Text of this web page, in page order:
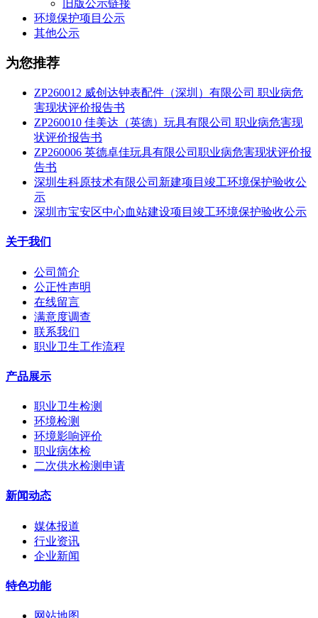
旧版公示链接
环境保护项目公示
其他公示
为您推荐
ZP260012 威创达钟表配件（深圳）有限公司 职业病危
害现状评价报告书
ZP260010 佳美达（英德）玩具有限公司 职业病危害现
状评价报告书
ZP260006 英德卓佳玩具有限公司职业病危害现状评价报
告书
深圳生科原技术有限公司新建项目竣工环境保护验收公
示
深圳市宝安区中心血站建设项目竣工环境保护验收公示
关于我们
公司简介
公正性声明
在线留言
满意度调查
联系我们
职业卫生工作流程
产品展示
职业卫生检测
环境检测
环境影响评价
职业病体检
二次供水检测申请
新闻动态
媒体报道
行业资讯
企业新闻
特色功能